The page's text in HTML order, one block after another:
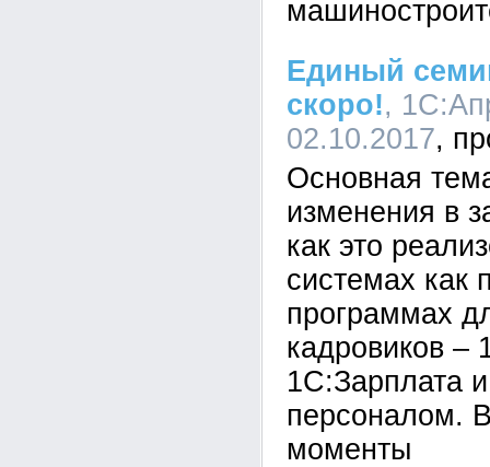
Единый
скоро!,
02.10.2017
Основная
изменения в
как это
системах как
программах
кадровиков –
1С:Зарплата
персоналом.
моменты